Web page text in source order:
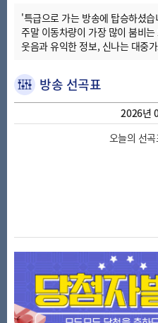
'특급으로 가는 방송에 탑승하셨습
주말 이동차량이 가장 많이 붐비
웃음과 유익한 정보, 신나는 대중
방송 선곡표
2026년
오늘의 선